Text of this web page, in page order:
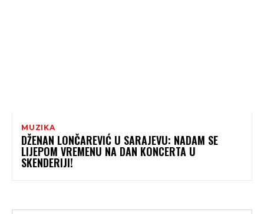
MUZIKA
DŽENAN LONČAREVIĆ U SARAJEVU: NADAM SE
LIJEPOM VREMENU NA DAN KONCERTA U
SKENDERIJI!